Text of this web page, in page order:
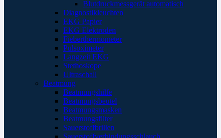
Blutdruckmessgerät automatisch
Diagnostikleuchten
EKG Papier
EKG Elektroden
Fieberthermometer
Pulsoximeter
Langzeit EKG
Stethoskope
Ultraschall
Beatmung
Beatmungshilfe
Beatmungsbeutel
Beatmungsmasken
Beatmungsfilter
Sauerstoffbrillen
Sauerstoffverbindungsschlauch